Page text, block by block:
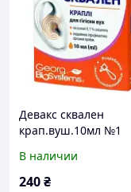
Девакс сквален
крап.вуш.10мл №1
В наличии
240₴